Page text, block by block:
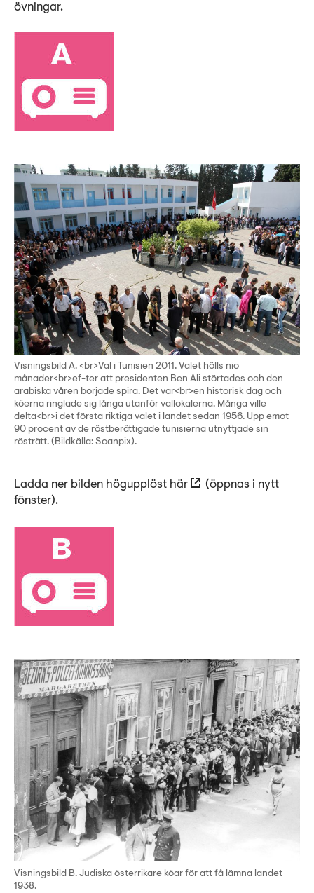
övningar.
Visningsbild A. <br>Val i Tunisien 2011. Valet hölls nio
månader<br>ef-ter att presidenten Ben Ali störtades och den
arabiska våren började spira. Det var<br>en historisk dag och
köerna ringlade sig långa utanför vallokalerna. Många ville
delta<br>i det första riktiga valet i landet sedan 1956. Upp emot
90 procent av de röstberättigade tunisierna utnyttjade sin
rösträtt. (Bildkälla: Scanpix).
Ladda ner bilden högupplöst här
(öppnas i nytt
fönster).
Visningsbild B. Judiska österrikare köar för att få lämna landet
1938.